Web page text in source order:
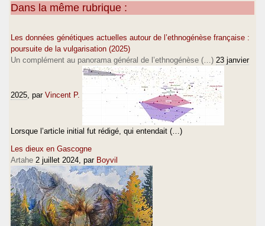
Dans la même rubrique :
Les données génétiques actuelles autour de l’ethnogénèse française :
poursuite de la vulgarisation (2025)
Un complément au panorama général de l’ethnogénèse (…) 23 janvier
2025 , par Vincent P.
Lorsque l’article initial fut rédigé, qui entendait (…)
Les dieux en Gascogne
Artahe 2 juillet 2024 , par Boyvil